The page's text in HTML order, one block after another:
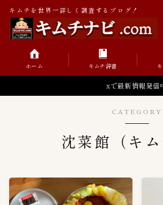
キムチを世界一詳しく調査するブログ！
MENU
Value価格帯（円） 52
０〜９９円 0
ホーム キムチ辞書
xで最新情報発信
CATEGORY
沈菜館（キム